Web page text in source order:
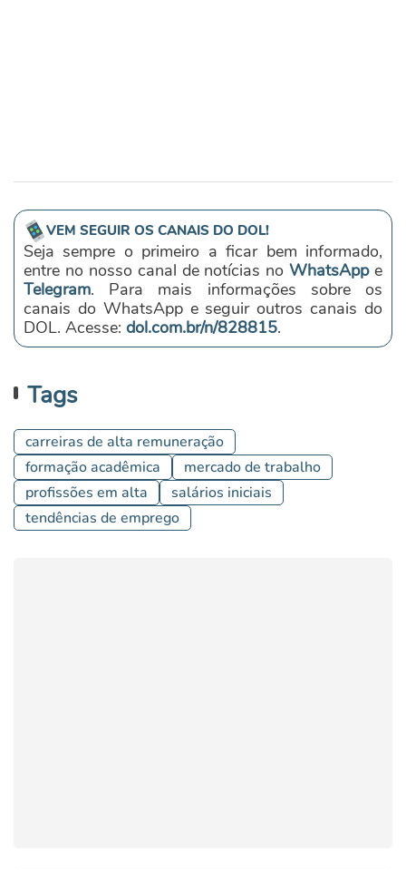
VEM SEGUIR OS CANAIS DO DOL!
Seja sempre o primeiro a ficar bem informado,
entre no nosso canal de notícias noWhatsAppe
Telegram. Para mais informações sobre os
canais do WhatsApp e seguir outros canais do
DOL. Acesse: dol.com.br/n/828815.
Tags
carreiras de alta remuneração
formação acadêmica
mercado de trabalho
profissões em alta
salários iniciais
tendências de emprego